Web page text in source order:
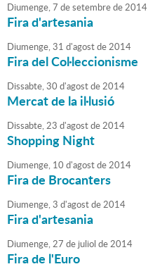
Diumenge,7 desetembrede2014
Fira d'artesania
Diumenge,31 d'agostde2014
Fira del Col·leccionisme
Dissabte,30 d'agostde2014
Mercat de la il·lusió
Dissabte,23 d'agostde2014
Shopping Night
Diumenge, 10 d'agostde2014
Fira de Brocanters
Diumenge,3 d'agostde2014
Fira d'artesania
Diumenge,27 de juliol de2014
Fira de l'Euro